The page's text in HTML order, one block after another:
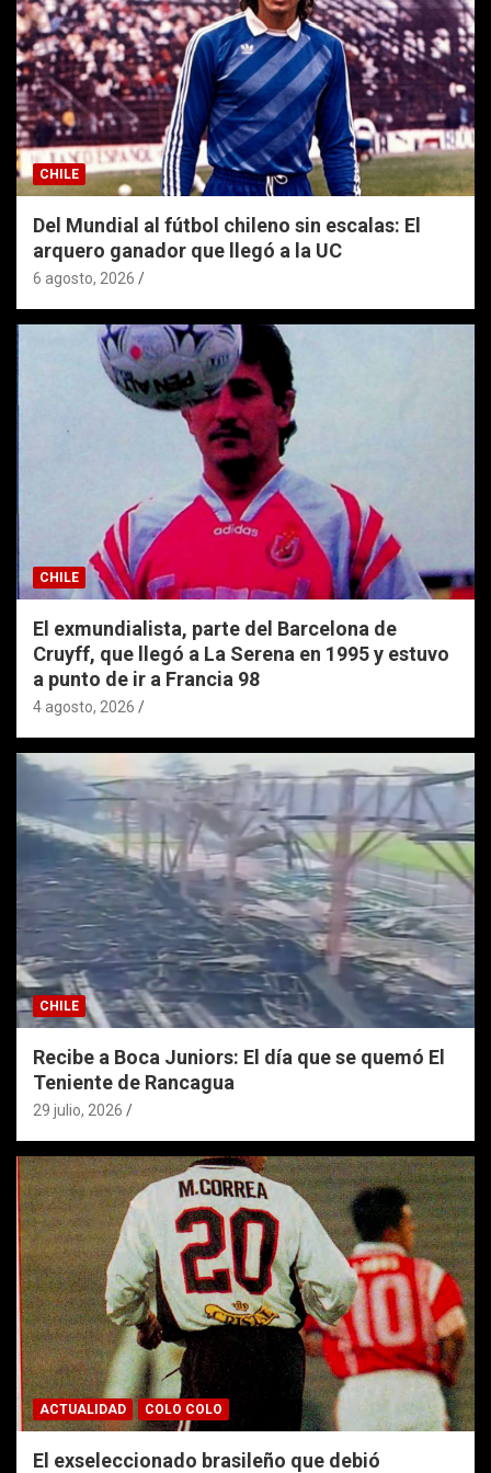
CHILE
Del Mundial al fútbol chileno sin escalas: El
arquero ganador que llegó a la UC
6 agosto, 2026
CHILE
El exmundialista, parte del Barcelona de
Cruyff, que llegó a La Serena en 1995 y estuvo
a punto de ir a Francia 98
4 agosto, 2026
CHILE
Recibe a Boca Juniors: El día que se quemó El
Teniente de Rancagua
29 julio, 2026
ACTUALIDAD COLO COLO
El exseleccionado brasileño que debió